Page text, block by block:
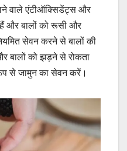
वाले एंटीऑक्सिडेंट्स और
हैं और बालों को रूसी और
सेवन करने से बालों की
बालों को झड़ने से रोकता
से जामुन का सेवन करें।